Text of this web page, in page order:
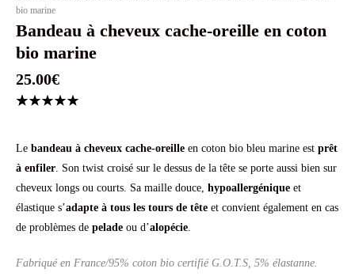
bio marine
Bandeau à cheveux cache-oreille en coton
bio marine
25.00€
basé
sur
notations
client
Le bandeau à cheveux cache-oreille en coton bio bleu marine est prêt
à enfiler . Son twist croisé sur le dessus de la tête se porte aussi bien sur
cheveux longs ou courts. Sa maille douce, hypoallergénique et
élastique s’adapte à tous les tours de tête et convient également en cas
de problèmes de pelade ou d’alopécie
Fabriqué en France/95% coton bio certifié G.O.T.S, 5% élastanne.